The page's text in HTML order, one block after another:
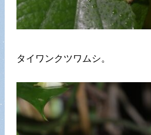
タイワンクツワムシ。